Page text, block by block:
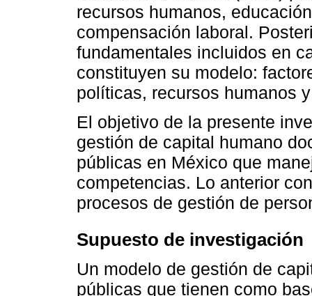
recursos humanos,
compensación laboral.
fundamentales incluidos en
constituyen su modelo:
políticas, recursos humanos
El objetivo de la presente
gestión de capital humano
públicas en México que
competencias. Lo anterior
procesos de gestión de
Supuesto de investigación
Un modelo de gestión de
públicas que tienen como